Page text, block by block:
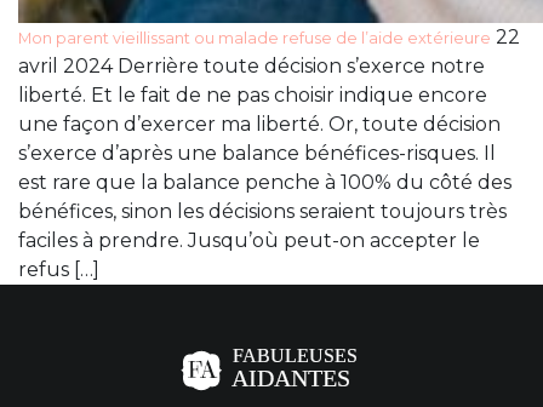
Mon parent vieillissant ou malade refuse de l’aide extérieure 22
avril 2024 Derrière toute décision s’exerce notre
liberté. Et le fait de ne pas choisir indique encore
une façon d’exercer ma liberté. Or, toute décision
s’exerce d’après une balance bénéfices-risques. Il
est rare que la balance penche à 100% du côté des
bénéfices, sinon les décisions seraient toujours très
faciles à prendre. Jusqu’où peut-on accepter le
refus […]